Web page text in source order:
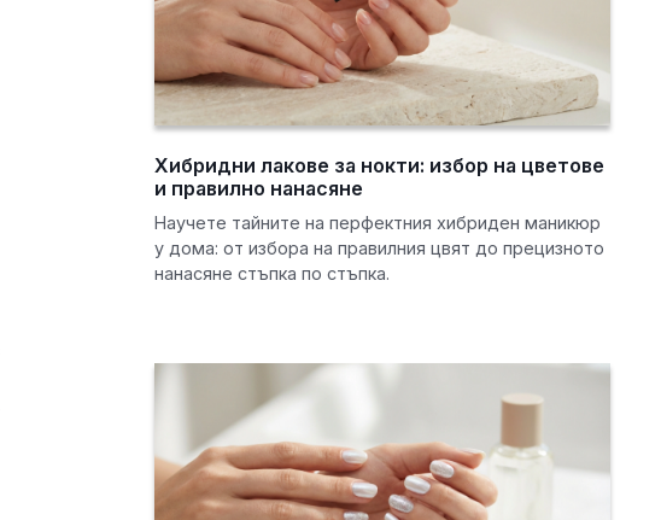
Хибридни лакове за нокти: избор на цветове
и правилно нанасяне
Научете тайните на перфектния хибриден маникюр
у дома: от избора на правилния цвят до прецизното
нанасяне стъпка по стъпка.